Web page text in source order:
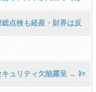
点検も経産・財界は反
ュリティ欠陥露呈 → ﾈｯ